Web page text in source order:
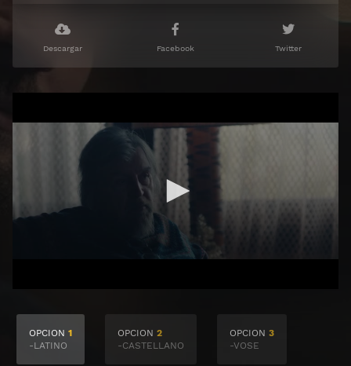
Descargar Facebook Twitter
Haz clic 3 veces en el botón para desbloquear el
contenido
OPCION 1
-LATINO
OPCION 2
-CASTELLANO
OPCION 3
-VOSE